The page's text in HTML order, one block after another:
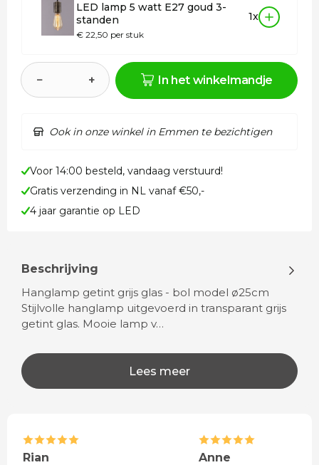
LED lamp 5 watt E27 goud 3-
standen
€ 22,50 per stuk
1x
− + In het winkelmandje
Ook in onze winkel in Emmen te bezichtigen
Voor 14:00 besteld, vandaag verstuurd!
Gratis verzending in NL vanaf €50,-
4 jaar garantie op LED
Beschrijving
Hanglamp getint grijs glas - bol model ø25cm
Stijlvolle hanglamp uitgevoerd in transparant grijs
getint glas. Mooie lamp v…
Lees meer
Rian
Anne